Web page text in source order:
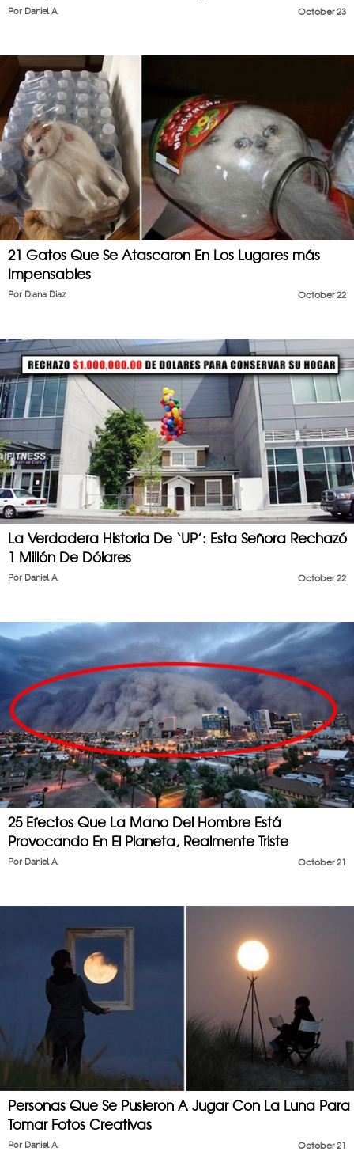
October 23
Por Daniel A.
21 Gatos Que Se Atascaron En Los Lugares más
Impensables
October 22
Por Diana Diaz
La Verdadera Historia De ‘UP’: Esta Señora Rechazó
1 Millón De Dólares
October 22
Por Daniel A.
25 Efectos Que La Mano Del Hombre Está
Provocando En El Planeta, Realmente Triste
October 21
Por Daniel A.
Personas Que Se Pusieron A Jugar Con La Luna Para
Tomar Fotos Creativas
October 21
Por Daniel A.